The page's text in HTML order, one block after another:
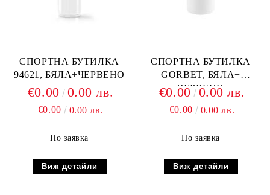
СПОРТНА БУТИЛКА
94621, БЯЛА+ЧЕРВЕНО
€0.00 0.00 лв.
€0.00 0.00 лв.
По заявка
Виж детайли
СПОРТНА БУТИЛКА
GORBET, БЯЛА+
ЧЕРВЕНО
€0.00 0.00 лв.
€0.00 0.00 лв.
По заявка
Виж детайли